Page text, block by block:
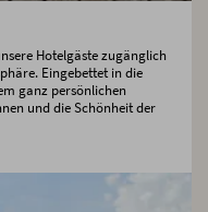
Hotelgäste zugänglich
Eingebettet in die
ganz persönlichen
und die Schönheit der